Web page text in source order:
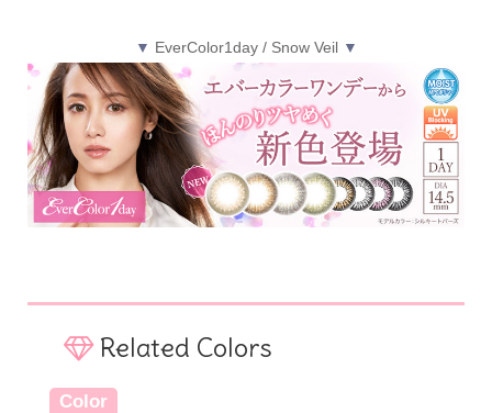
▼ EverColor1day / Snow Veil▼
Related Colors
Color